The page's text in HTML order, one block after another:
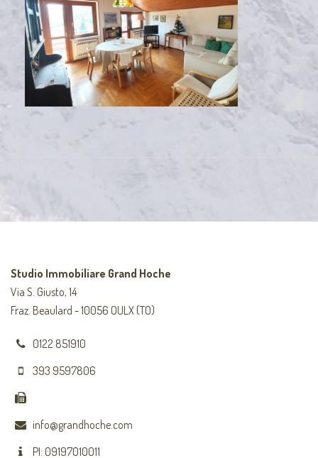
Studio Immobiliare Grand Hoche
Via S. Giusto, 14
Fraz. Beaulard - 10056 OULX (TO)
0122 851910
393 9597806
info@grandhoche.com
PI: 09197010011